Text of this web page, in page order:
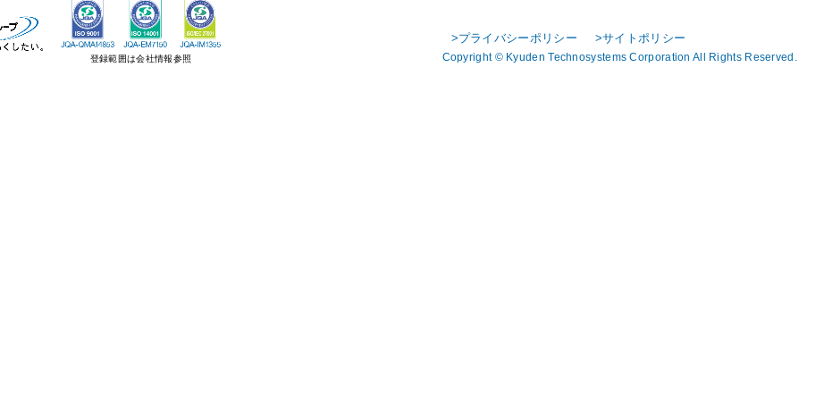
登録範囲は会社情報参照
>プライバシーポリシー >サイトポリシー
Copyright © Kyuden Technosystems Corporation All Rights Reserved.